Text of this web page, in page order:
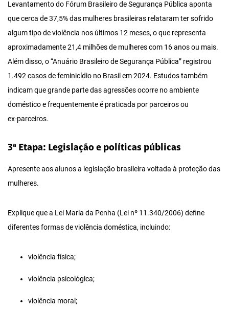
Levantamento do Fórum Brasileiro de Segurança Pública aponta
que cerca de 37,5% das mulheres brasileiras relataram ter sofrido
algum tipo de violência nos últimos 12 meses, o que representa
aproximadamente 21,4 milhões de mulheres com 16 anos ou mais.
Além disso, o “Anuário Brasileiro de Segurança Pública” registrou
1.492 casos de feminicídio no Brasil em 2024. Estudos também
indicam que grande parte das agressões ocorre no ambiente
doméstico e frequentemente é praticada por parceiros ou
ex‑parceiros.
3ª Etapa: Legislação e políticas públicas
Apresente aos alunos a legislação brasileira voltada à proteção das
mulheres.
Explique que a Lei Maria da Penha (Lei nº 11.340/2006) define
diferentes formas de violência doméstica, incluindo:
violência física;
violência psicológica;
violência moral;